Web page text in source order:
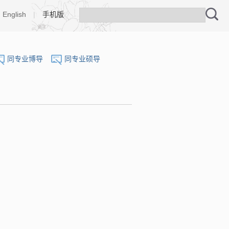
English | 手机版
同专业博导 同专业硕导